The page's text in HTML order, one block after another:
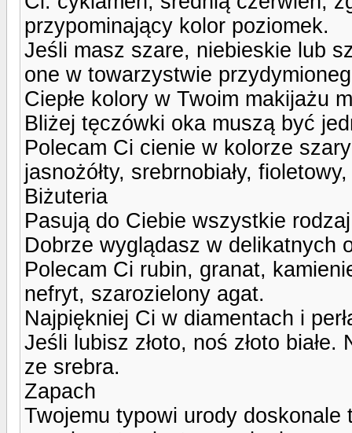
przypominający kolor poziomek.
Jeśli masz szare, niebieskie lub
one w towarzystwie
Ciepłe kolory w Twoim makijażu
Bliżej tęczówki oka muszą być
Polecam Ci cienie w kolorze
jasnożółty, srebrnobiały,
Biżuteria
Pasują do Ciebie wszystkie
Dobrze wyglądasz w delikatnych
Polecam Ci rubin, granat,
nefryt, szarozielony agat.
Najpiękniej Ci w diamentach i
Jeśli lubisz złoto, noś złoto
ze srebra.
Zapach
Twojemu typowi urody